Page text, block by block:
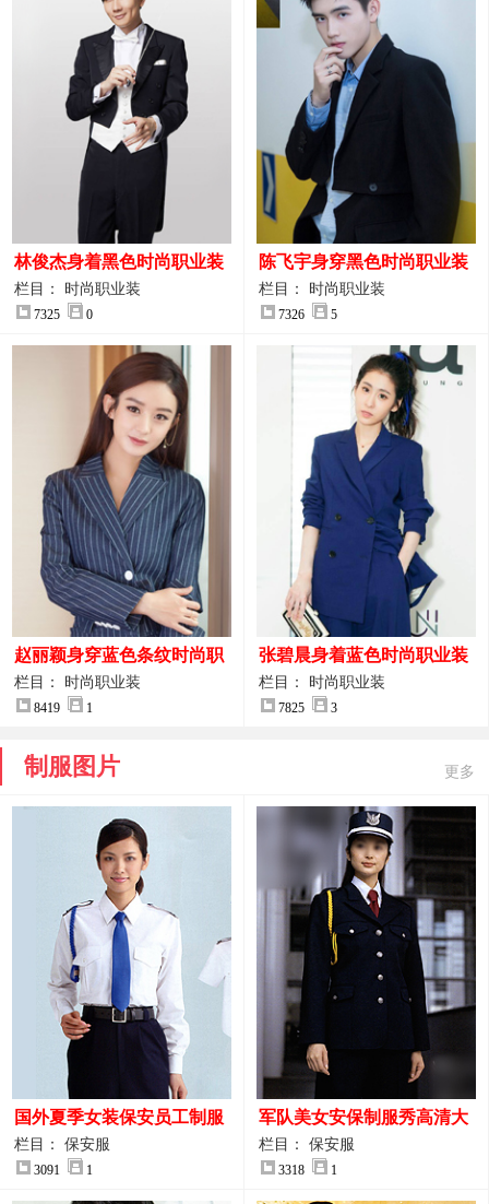
林俊杰身着黑色时尚职业装
制服图片
栏目： 时尚职业装
7325 0
陈飞宇身穿黑色时尚职业装
图片
栏目： 时尚职业装
7326 5
赵丽颖身穿蓝色条纹时尚职
业装图片
栏目： 时尚职业装
8419 1
张碧晨身着蓝色时尚职业装
服装图片
栏目： 时尚职业装
7825 3
制服图片 更多
国外夏季女装保安员工制服
装大图
栏目： 保安服
3091 1
军队美女安保制服秀高清大
图
栏目： 保安服
3318 1